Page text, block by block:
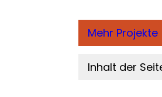
Mehr Projekte
Inhalt der